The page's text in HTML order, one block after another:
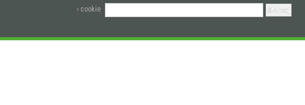
› cookie